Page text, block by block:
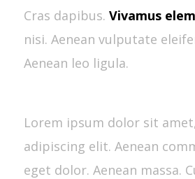
Cras dapibus. Vivamus
nisi. Aenean vulputate
Aenean leo ligula.
Lorem ipsum dolor sit
adipiscing elit. Aenean
eget dolor. Aenean massa.